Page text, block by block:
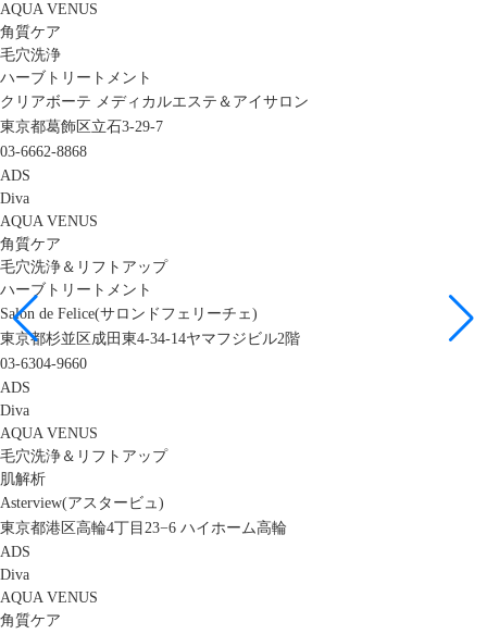
AQUA VENUS
角質ケア
毛穴洗浄
ハーブトリートメント
クリアボーテ メディカルエステ＆アイサロン
東京都葛飾区立石3-29-7
03-6662-8868
ADS
Diva
AQUA VENUS
角質ケア
毛穴洗浄＆リフトアップ
ハーブトリートメント
Salon de Felice(サロンドフェリーチェ)
東京都杉並区成田東4-34-14ヤマフジビル2階
03-6304-9660
ADS
Diva
AQUA VENUS
毛穴洗浄＆リフトアップ
肌解析
Asterview(アスタービュ)
東京都港区高輪4丁目23−6 ハイホーム高輪
ADS
Diva
AQUA VENUS
角質ケア